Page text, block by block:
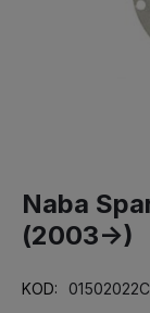
Naba
(2003->)
KOD: